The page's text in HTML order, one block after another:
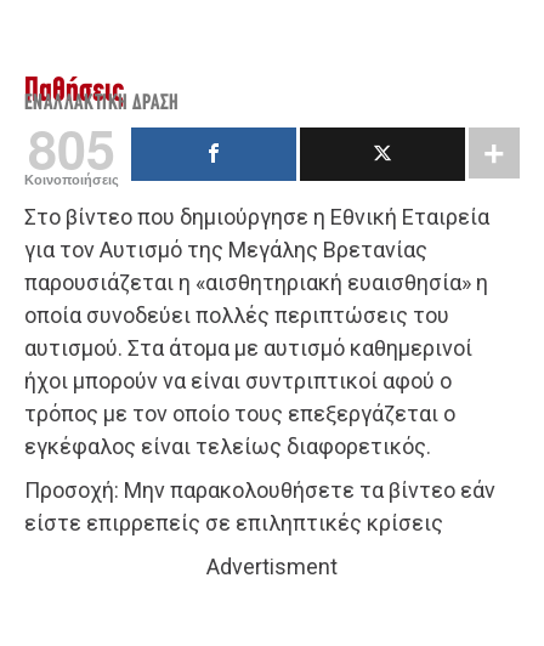
Παθήσεις
ΕΝΑΛΛΑΚΤΙΚΉ ΔΡΆΣΗ
805
Κοινοποιήσεις
Στο βίντεο που δημιούργησε η Εθνική Εταιρεία
για τον Αυτισμό της Μεγάλης Βρετανίας
παρουσιάζεται η «αισθητηριακή ευαισθησία» η
οποία συνοδεύει πολλές περιπτώσεις του
αυτισμού. Στα άτομα με αυτισμό καθημερινοί
ήχοι μπορούν να είναι συντριπτικοί αφού ο
τρόπος με τον οποίο τους επεξεργάζεται ο
εγκέφαλος είναι τελείως διαφορετικός.
Προσοχή: Μην παρακολουθήσετε τα βίντεο εάν
είστε επιρρεπείς σε επιληπτικές κρίσεις
Advertisment